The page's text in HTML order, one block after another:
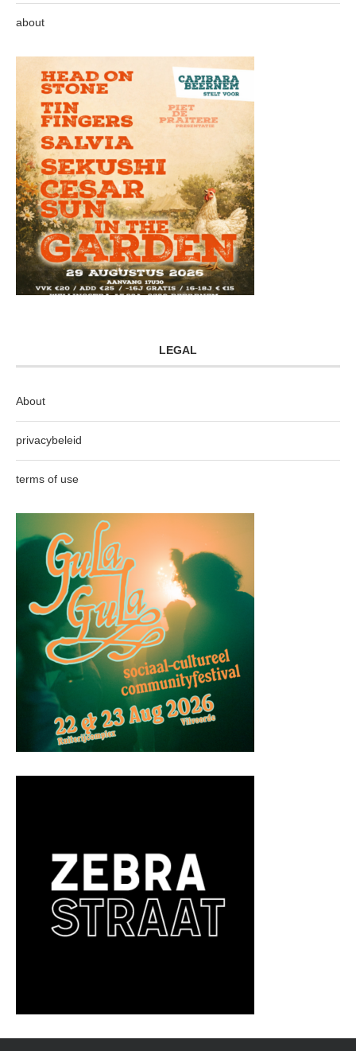
about
LEGAL
About
privacybeleid
terms of use